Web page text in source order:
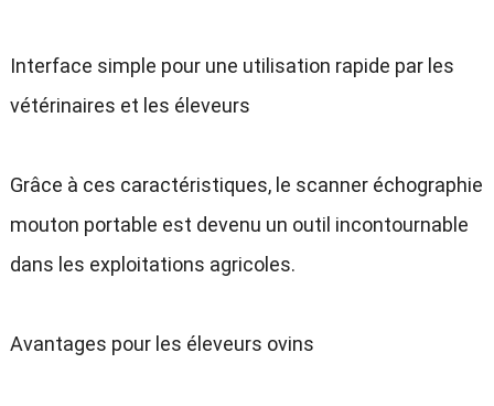
Interface simple pour une utilisation rapide par les
vétérinaires et les éleveurs
Grâce à ces caractéristiques, le scanner échographie
mouton portable est devenu un outil incontournable
dans les exploitations agricoles.
Avantages pour les éleveurs ovins